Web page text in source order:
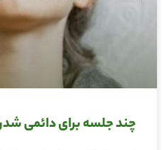
چند جلسه برای دائمی